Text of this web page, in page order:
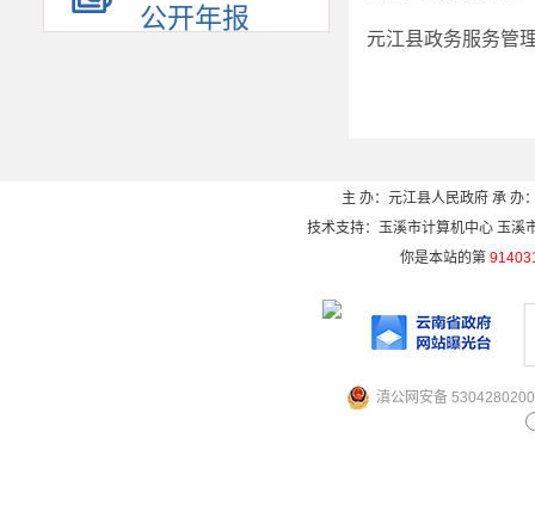
公开年报
元江县政务服务管
主 办：元江县人民政府 承 办
技术支持：玉溪市计算机中心 玉
你是本站的第
滇公网安备